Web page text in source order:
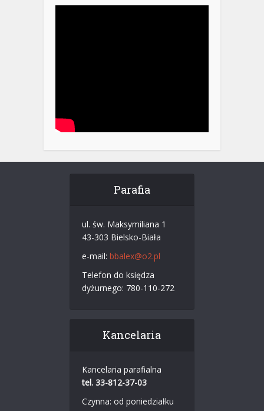
Parafia
ul. św. Maksymiliana 1
43-303 Bielsko-Biała
e-mail: bbalex@o2.pl
Telefon do księdza
dyżurnego: 780-110-272
Kancelaria
Kancelaria parafialna
tel. 33-812-37-03
Czynna: od poniedziałku